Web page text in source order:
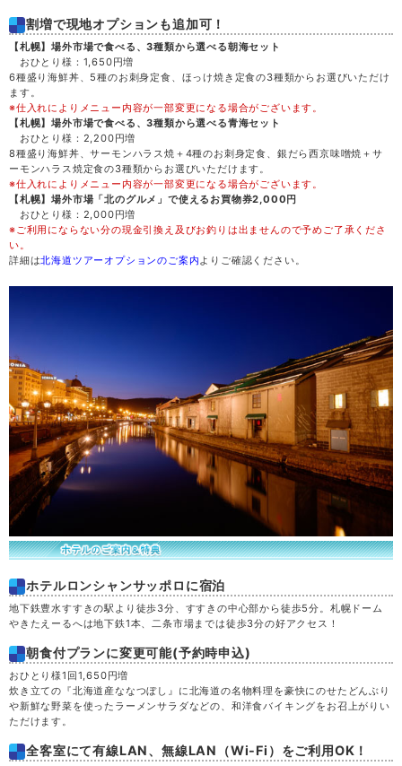
土 29 66,100円(52,900円) 満席
日 30 57,200円(45,800円) 満席
月 31 63,500 円(50,500円)
割増で現地オプションも追加可！
【札幌】場外市場で食べる、3種類から選べる朝海セット
おひとり様：1,650円増
6種盛り海鮮丼、5種のお刺身定食、ほっけ焼き定食の3種類からお選びいただけ
ます。
※仕入れによりメニュー内容が一部変更になる場合がございます。
【札幌】場外市場で食べる、3種類から選べる青海セット
おひとり様：2,200円増
8種盛り海鮮丼、サーモンハラス焼＋4種のお刺身定食、銀だら西京味噌焼＋サ
ーモンハラス焼定食の3種類からお選びいただけます。
※仕入れによりメニュー内容が一部変更になる場合がございます。
【札幌】場外市場「北のグルメ」で使えるお買物券2,000円
おひとり様：2,000円増
※ご利用にならない分の現金引換え及びお釣りは出ませんので予めご了承くださ
い。
詳細は北海道ツアーオプションのご案内よりご確認ください。
ホテルロンシャンサッポロに宿泊
地下鉄豊水すすきの駅より徒歩3分、すすきの中心部から徒歩5分。札幌ドーム
やきたえーるへは地下鉄1本、二条市場までは徒歩3分の好アクセス！
朝食付プランに変更可能(予約時申込)
おひとり様1回1,650円増
炊き立ての『北海道産ななつぼし』に北海道の名物料理を豪快にのせたどんぶり
や新鮮な野菜を使ったラーメンサラダなどの、和洋食バイキングをお召上がりい
ただけます。
全客室にて有線LAN、無線LAN（Wi-Fi）をご利用OK！